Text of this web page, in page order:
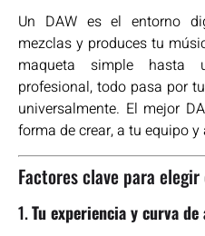
Un DAW es el entorno
mezclas y produces tu
maqueta simple hasta
profesional, todo pasa por
universalmente. El mejor
forma de crear, a tu equipo
Factores clave para
1.Tu experiencia y curva de